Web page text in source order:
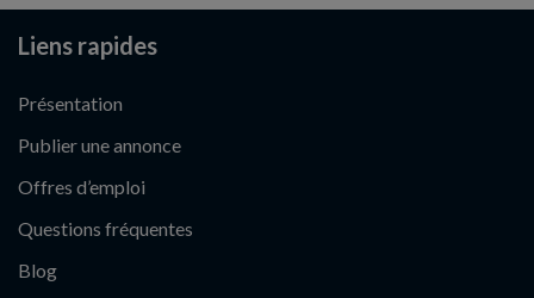
Liens rapides
Présentation
Publier une annonce
Offres d’emploi
Questions fréquentes
Blog